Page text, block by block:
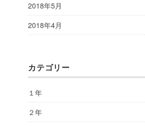
2018年5月
2018年4月
カテゴリー
１年
２年